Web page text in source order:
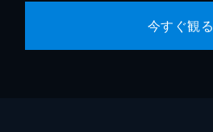
今すぐ観る